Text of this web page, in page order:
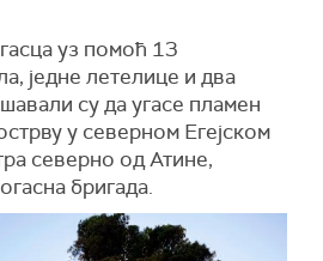
уз помоћ 13
једне летелице и два
су да угасе пламен
у северном Егејском
северно од Атине,
бригада.